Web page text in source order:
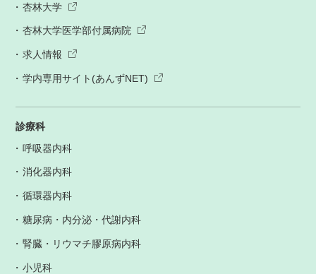
杏林大学
杏林大学医学部付属病院
求人情報
学内専用サイト(あんずNET)
診療科
呼吸器内科
消化器内科
循環器内科
糖尿病・内分泌・代謝内科
腎臓・リウマチ膠原病内科
小児科